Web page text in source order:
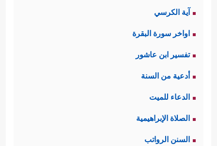
آية الكرسي
اواخر سورة البقرة
تفسير ابن عاشور
أدعية من السنة
الدعاء للميت
الصلاة الإبراهيمية
السنن الرواتب